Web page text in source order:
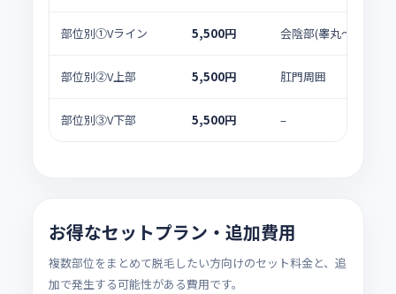
部位別①Vライン 5,500円 会陰部(睾丸〜肛門の
部位別②V上部 5,500円 肛門周囲
部位別③V下部 5,500円 –
お得なセットプラン・追加費用
複数部位をまとめて脱毛したい方向けのセット料金と、追
加で発生する可能性がある費用です。